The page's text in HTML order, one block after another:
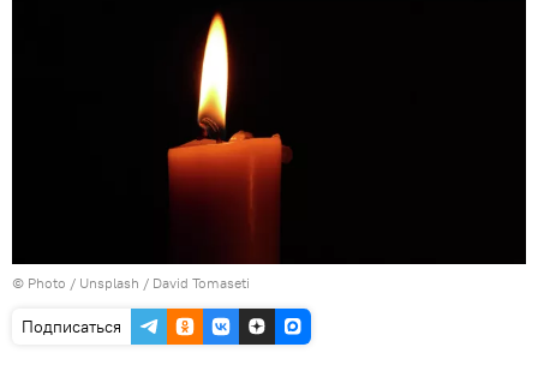
© Photo / Unsplash / David Tomaseti
Подписаться